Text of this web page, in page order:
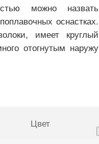
можно назвать
оснастках.
имеет круглый
отогнутым наружу
Цвет